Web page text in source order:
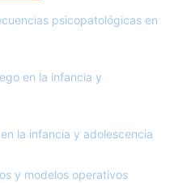
psicopatológicas en
en la infancia y
la infancia y adolescencia
y modelos operativos